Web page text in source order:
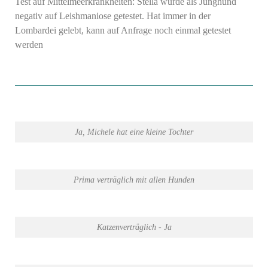
negativ auf Leishmaniose getestet. Hat immer in der
Lombardei gelebt, kann auf Anfrage noch einmal getestet
werden
Ja, Michele hat eine kleine Tochter
Prima verträglich mit allen Hunden
Katzenverträglich - Ja